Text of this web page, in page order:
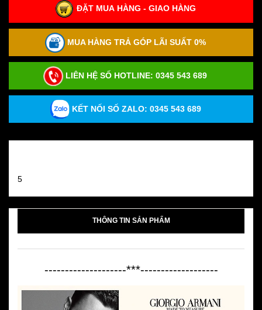
ĐẶT MUA HÀNG - GIAO HÀNG
MUA HÀNG TRẢ GÓP LÃI SUẤT 0%
LIÊN HỆ SỐ HOTLINE: 0345 543 689
KẾT NỐI SỐ ZALO: 0345 543 689
5
THÔNG TIN SẢN PHẨM
--------------------***-------------------